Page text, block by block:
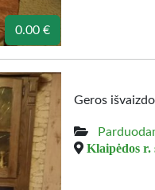
0.00 €
Geros
Klaipėdos r.